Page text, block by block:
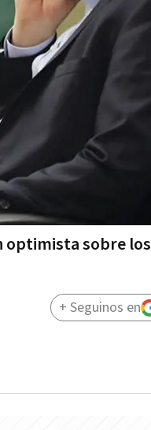
optimista sobre los
+ Seguinos en